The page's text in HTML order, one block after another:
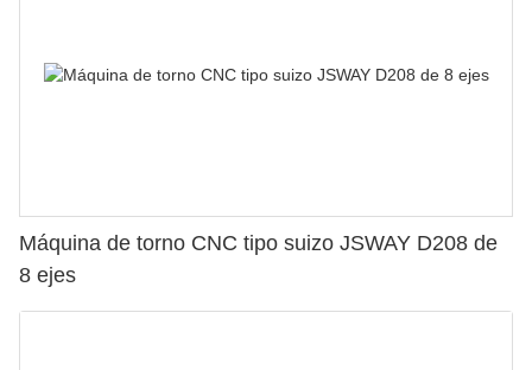
Máquina de torno CNC tipo suizo JSWAY D208 de
8 ejes